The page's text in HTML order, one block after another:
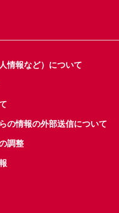
情報など）について
の情報の外部送信について
調整